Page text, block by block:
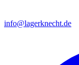
info@lagerknecht.de